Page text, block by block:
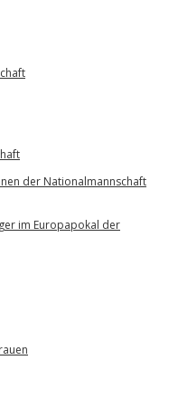
der Nationalmannschaft
im Europapokal der